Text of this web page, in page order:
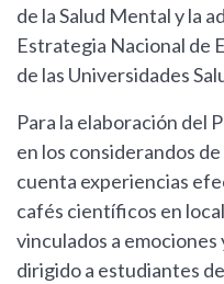
de la Salud Mental y la
Estrategia Nacional de
de las Universidades
Para la elaboración del
en los considerandos
cuenta experiencias
cafés científicos en
vinculados a
dirigido a estudiantes